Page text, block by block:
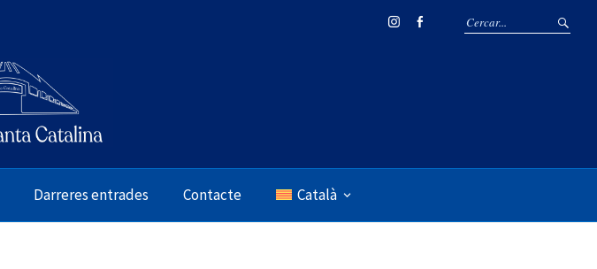
Darreres entrades Contacte Català